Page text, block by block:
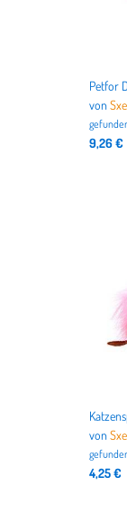
von
9,26 €
von
4,25 €